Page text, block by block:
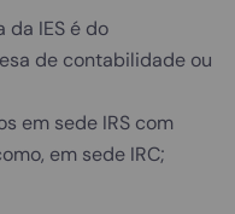
IES é do
de contabilidade ou
em sede IRS com
em sede IRC;